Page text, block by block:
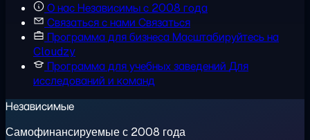
О насНезависимы с 2008 года
Связаться с нами Связаться
Программа для бизнесаМасштабируйтесь на
Cloudzy
Программа для учебных заведений Для
исследований и команд
Независимые
Самофинансируемые с 2008 года